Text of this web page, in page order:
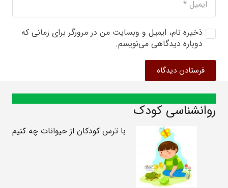
ذخیره نام، ایمیل و وبسایت من در مرورگر برای زمانی که
دوباره دیدگاهی می‌نویسم.
فرستادن دیدگاه
روانشناسی کودک
با ترس کودکان از حیوانات چه کنیم